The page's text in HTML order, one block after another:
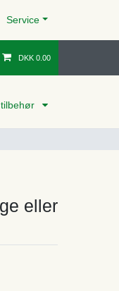
Service
DKK 0.00
eller